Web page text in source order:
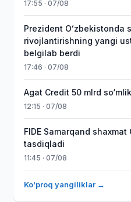
17:55 · 07/08
Prezident Oʻzbekistonda
rivojlantirishning yangi
belgilab berdi
17:46 · 07/08
Agat Credit 50 mlrd
12:15 · 07/08
FIDE Samarqand
tasdiqladi
11:45 · 07/08
Ko'proq yangiliklar →